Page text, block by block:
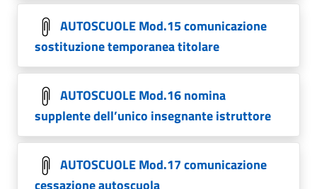
AUTOSCUOLE Mod.15 comunicazione
sostituzione temporanea titolare
AUTOSCUOLE Mod.16 nomina
supplente dell’unico insegnante istruttore
AUTOSCUOLE Mod.17 comunicazione
cessazione autoscuola